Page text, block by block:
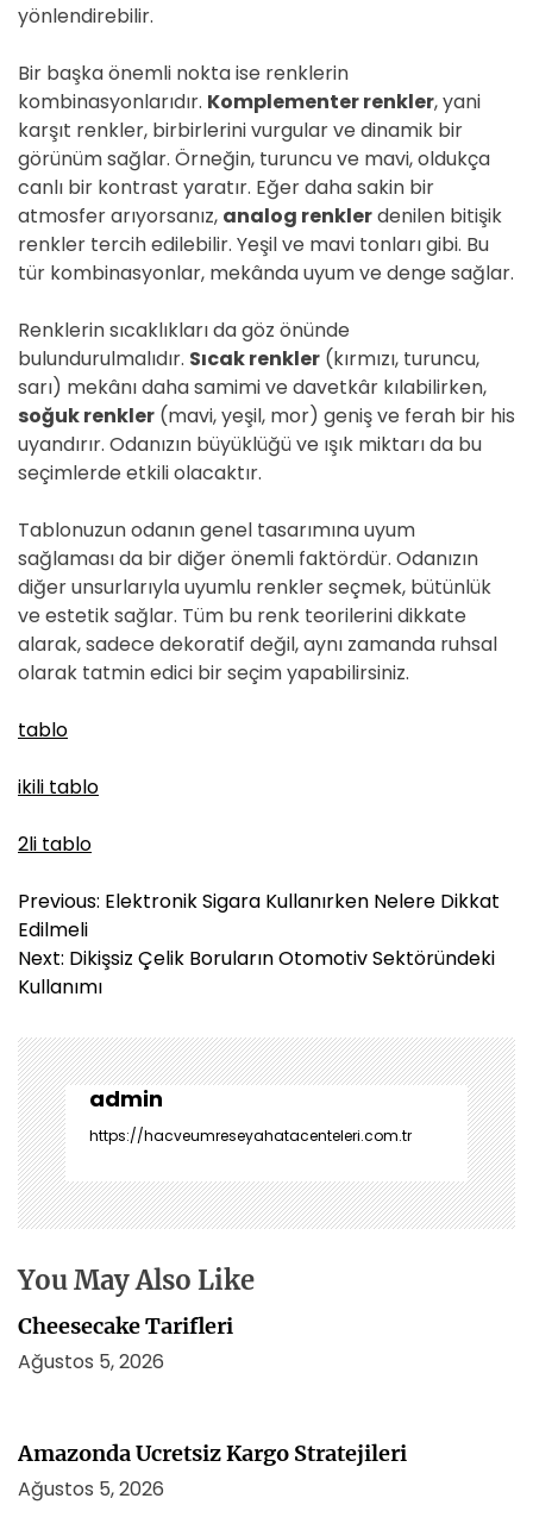
yönlendirebilir.
Bir başka önemli nokta ise renklerin
kombinasyonlarıdır. Komplementer renkler, yani
karşıt renkler, birbirlerini vurgular ve dinamik bir
görünüm sağlar. Örneğin, turuncu ve mavi, oldukça
canlı bir kontrast yaratır. Eğer daha sakin bir
atmosfer arıyorsanız, analog renklerdenilen bitişik
renkler tercih edilebilir. Yeşil ve mavi tonları gibi. Bu
tür kombinasyonlar, mekânda uyum ve denge sağlar.
Renklerin sıcaklıkları da göz önünde
bulundurulmalıdır. Sıcak renkler (kırmızı, turuncu,
sarı) mekânı daha samimi ve davetkâr kılabilirken,
soğuk renkler (mavi, yeşil, mor) geniş ve ferah bir his
uyandırır. Odanızın büyüklüğü ve ışık miktarı da bu
seçimlerde etkili olacaktır.
Tablonuzun odanın genel tasarımına uyum
sağlaması da bir diğer önemli faktördür. Odanızın
diğer unsurlarıyla uyumlu renkler seçmek, bütünlük
ve estetik sağlar. Tüm bu renk teorilerini dikkate
alarak, sadece dekoratif değil, aynı zamanda ruhsal
olarak tatmin edici bir seçim yapabilirsiniz.
tablo
ikili tablo
2li tablo
Y
a
z
ı
e
z
i
n
m
e
s
Previous: Elektronik Sigara Kullanırken Nelere Dikkat
Edilmeli
Next: Dikişsiz Çelik Boruların Otomotiv Sektöründeki
Kullanımı
admin
https://hacveumreseyahatacenteleri.com.tr
You May Also Like
Cheesecake Tarifleri
Ağustos 5, 2026
Amazonda Ucretsiz Kargo Stratejileri
Ağustos 5, 2026